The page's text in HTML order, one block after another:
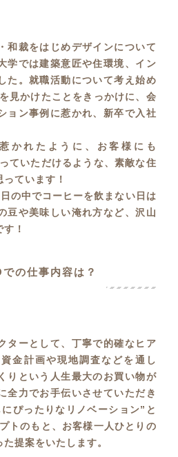
和裁をはじめデザインについて
学では建築意匠や住環境、イン
た。就職活動について考え始め
見かけたことをきっかけに、会
ョン事例に惹かれ、新卒で入社
かれたように、お客様にも
ていただけるような、素敵な住
ています！
の中でコーヒーを飲まない日は
豆や美味しい淹れ方など、沢山
！
の仕事内容は？
ターとして、丁寧で的確なヒア
金計画や現地調査などを通し
りという人生最大のお買い物が
全力でお手伝いさせていただき
ぴったりなリノベーション”と
トのもと、お客様一人ひとりの
提案をいたします。